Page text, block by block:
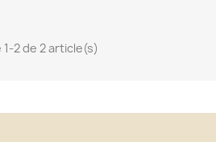
2 de 2 article(s)